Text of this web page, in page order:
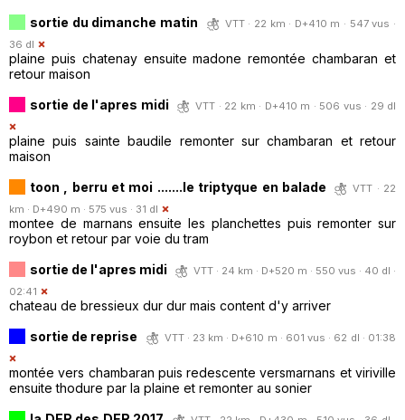
sortie du dimanche matin
VTT · 22 km · D+410 m · 547 vus ·
36 dl
plaine puis chatenay ensuite madone remontée chambaran et
retour maison
sortie de l'apres midi
VTT · 22 km · D+410 m · 506 vus · 29 dl
plaine puis sainte baudile remonter sur chambaran et retour
maison
toon , berru et moi .......le triptyque en balade
VTT · 22
km · D+490 m · 575 vus · 31 dl
montee de marnans ensuite les planchettes puis remonter sur
roybon et retour par voie du tram
sortie de l'apres midi
VTT · 24 km · D+520 m · 550 vus · 40 dl ·
02:41
chateau de bressieux dur dur mais content d'y arriver
sortie de reprise
VTT · 23 km · D+610 m · 601 vus · 62 dl · 01:38
montée vers chambaran puis redescente versmarnans et viriville
ensuite thodure par la plaine et remonter au sonier